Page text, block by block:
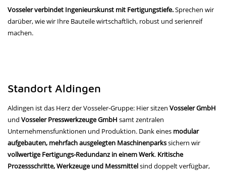
Vosseler verbindet Ingenieurskunst mit Fertigungstiefe.Sprechen wir
darüber, wie wir Ihre Bauteile wirtschaftlich, robust und serienreif
machen.
Standort Aldingen
Aldingen ist das Herz der Vosseler-Gruppe: Hier sitzen Vosseler GmbH
und Vosseler Presswerkzeuge GmbH samt zentralen
Unternehmensfunktionen und Produktion. Dank eines modular
aufgebauten, mehrfach ausgelegten Maschinenparkssichern wir
vollwertige Fertigungs-Redundanz in einem Werk. Kritische
Prozessschritte, Werkzeuge und Messmittelsind doppelt verfügbar,